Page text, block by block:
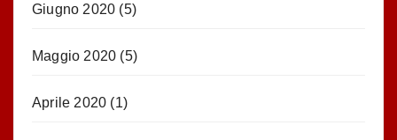
Giugno 2020 (5)
Maggio 2020 (5)
Aprile 2020 (1)